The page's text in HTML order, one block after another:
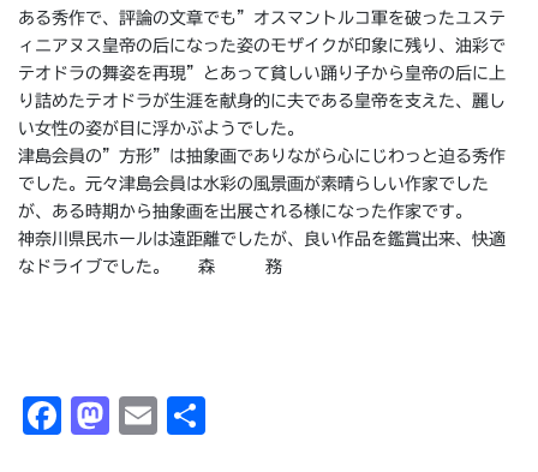
ある秀作で、評論の文章でも”オスマントルコ軍を破ったユステ
ィニアヌス皇帝の后になった姿のモザイクが印象に残り、油彩で
テオドラの舞姿を再現”とあって貧しい踊り子から皇帝の后に上
り詰めたテオドラが生涯を献身的に夫である皇帝を支えた、麗し
い女性の姿が目に浮かぶようでした。
津島会員の”方形”は抽象画でありながら心にじわっと迫る秀作
でした。元々津島会員は水彩の風景画が素晴らしい作家でした
が、ある時期から抽象画を出展される様になった作家です。
神奈川県民ホールは遠距離でしたが、良い作品を鑑賞出来、快適
なドライブでした。 森 務
F
M
E